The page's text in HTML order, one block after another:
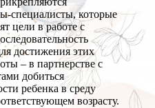
специалисты, которые
цели в работе с
достижения этих
– в партнерстве с
добиться
ребенка в среду
возрасту.